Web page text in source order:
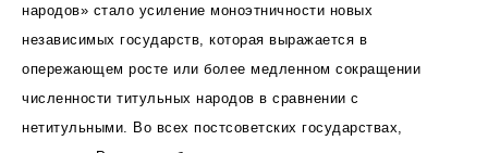
народов» стало усиление моноэтничности новых
независимых государств, которая выражается в
опережающем росте или более медленном сокращении
численности титульных народов в сравнении с
нетитульными. Во всех постсоветских государствах,